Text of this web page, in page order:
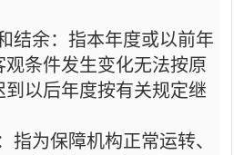
结余：指本年度或以前年
条件发生变化无法按原
以后年度按有关规定继
指为保障机构正常运转、